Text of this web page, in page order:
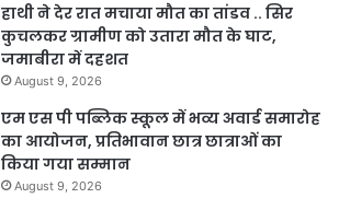
हाथी ने देर रात मचाया मौत का तांडव .. सिर
कुचलकर ग्रामीण को उतारा मौत के घाट,
जमाबीरा में दहशत
August 9, 2026
एम एस पी पब्लिक स्कूल में भव्य अवार्ड समारोह
का आयोजन, प्रतिभावान छात्र छात्राओं का
किया गया सम्मान
August 9, 2026